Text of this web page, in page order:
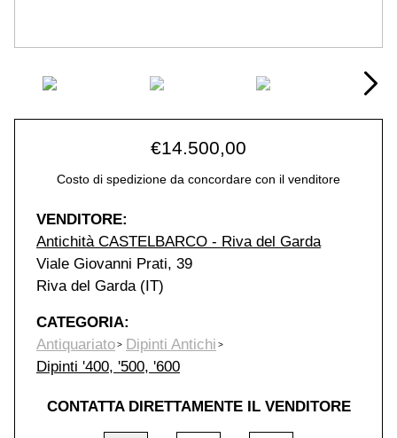
€14.500,00
Costo di spedizione da concordare con il venditore
VENDITORE:
Antichità CASTELBARCO - Riva del Garda
Viale Giovanni Prati, 39
Riva del Garda (IT)
CATEGORIA:
Antiquariato
Dipinti Antichi
Dipinti '400, '500, '600
CONTATTA DIRETTAMENTE IL VENDITORE